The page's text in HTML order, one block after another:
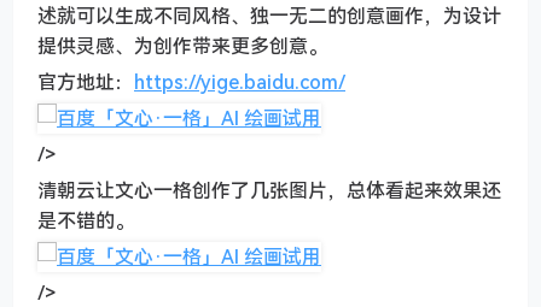
述就可以生成不同风格、独一无二的创意画作，为设计
提供灵感、为创作带来更多创意。
官方地址： https://yige.baidu.com/
/>
清朝云让文心一格创作了几张图片，总体看起来效果还
是不错的。
/>